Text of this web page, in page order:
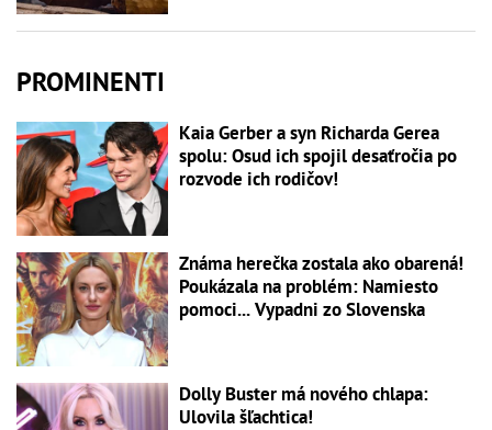
PROMINENTI
Kaia Gerber a syn Richarda Gerea
spolu: Osud ich spojil desaťročia po
rozvode ich rodičov!
Známa herečka zostala ako obarená!
Poukázala na problém: Namiesto
pomoci... Vypadni zo Slovenska
Dolly Buster má nového chlapa:
Ulovila šľachtica!